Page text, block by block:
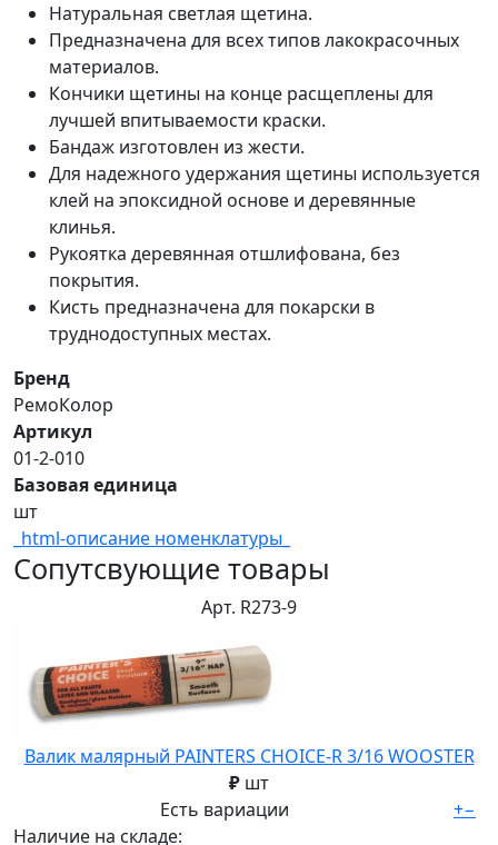
Натуральная светлая щетина.
Предназначена для всех типов лакокрасочных
материалов.
Кончики щетины на конце расщеплены для
лучшей впитываемости краски.
Бандаж изготовлен из жести.
Для надежного удержания щетины используется
клей на эпоксидной основе и деревянные
клинья.
Рукоятка деревянная отшлифована, без
покрытия.
Кисть предназначена для покарски в
труднодоступных местах.
Бренд
РемоКолор
Артикул
01-2-010
Базовая единица
шт
_html-описание номенклатуры_
Сопутсвующие товары
Арт. R273-9
Валик малярный PAINTERS CHOICE-R 3/16 WOOSTER
₽ шт
Есть вариации
Наличие на складе:
+−